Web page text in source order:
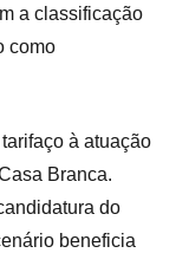
a classificação
como
à atuação
Branca.
do
beneficia